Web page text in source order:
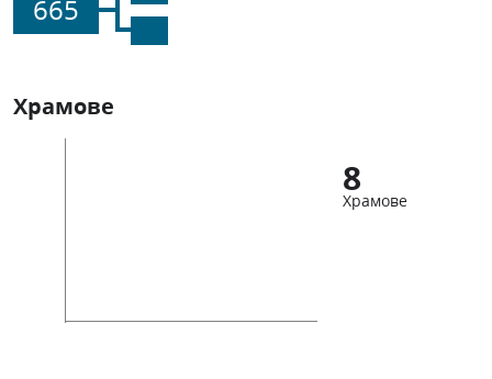
665
Храмове
8
Храмове